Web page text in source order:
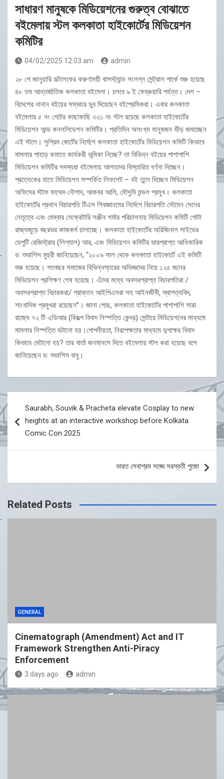
সাধারণ মানুষকে মিডিয়েশনের গুরুত্ব বোঝাতে
বইমেলায় স্টল কলকাতা হাইকোর্টের মিডিয়েশন
কমিটির
04/02/2025 12:03 am admin
২৮ শে জানুয়ারি সল্টলেকের করুণাময়ী বাসস্ট্যান্ড সংলগ্ন সেন্ট্রাল পার্কে শুরু হয়েছে
৪৮ তম আন্তর্জাতিক কলকাতা বইমেলা। চলবে ৯ ই ফেব্রুয়ারি পর্যন্ত। দেশ –
বিদেশের নানান বইয়ের সম্ভারে ডুব দিয়েছেন বইপ্রেমিকরা। এবার কলকাতা
বইমেলার ৫ নং গেটের কাছাকাছি ৩২১ নং স্টল রয়েছে কলকাতা হাইকোর্টের
মিডিয়েশন আন্ড কনসলিডেশন কমিটির। প্রতিদিন অসংখ্য মানুষজন ভীড় জমাচ্ছেন
এই স্টলে। সুপ্রিম কোর্টের নির্দেশে কলকাতা হাইকোর্টের মিডিয়েশন কমিটি কিভাবে
মামলার পাহাড় কমাতে কার্যকরী ভূমিকা নিচ্ছে? তা বিভিন্ন বইয়ের পাশাপাশি
মিডিয়েশন কমিটির সদস্যরা বইমেলায় আগতদের বিস্তারিত বর্ণনা দিচ্ছেন।
প্রত্যেকের হাতে মিডিয়েশন সম্পর্কিত লিফলেট – বই তুলে দিচ্ছেন মিডিয়েশন
অফিসের স্টাফ মহম্মদ নৌশাদ, আকবর আলি, মৌসুমি মন্ডল প্রমুখ। কলকাতা
হাইকোর্টের প্রধান বিচারপতি টিএস শিবজ্ঞানমের নির্দেশে বিচারপতি সৌমেন সেনের
নেতৃত্বে এবং মেম্বার সেক্রেটারি সঞ্জীব শর্মার পরিচালনায় মিডিয়েশন কমিটি গোটা
রাজ্যজুড়ে বছরভর কাজকর্ম চালাচ্ছে। কলকাতা হাইকোর্টের অরিজিনাল সাইডের
ডেপুটি রেজিস্ট্রার (লিগ্যাল) আর, এবং মিডিয়েশন কমিটির ভারপ্রাপ্ত আধিকারিক
ড: শুভাশিস মুহুরী জানিয়েছেন, “২০০৯ সাল থেকে কলকাতা হাইকোর্টে এই কমিটি
শুরু হয়েছে। গতবছর সমাজের বিভিন্নস্তরের অভিজ্ঞদের নিয়ে ১২৫ জনের
মিডিয়েশন প্রশিক্ষণ শেষ হয়েছে। এঁদের মধ্যে অবসরপ্রাপ্ত বিচারপতিরা /
অবসরপ্রাপ্ত বিচারকরা/ প্রাক্তন আইপিএসরা সহ আইনজীবী, স্থাপত্যবিদ,
সাংবাদিক প্রমুখরা রয়েছেন”। জানা গেছে, কলকাতা হাইকোর্টের পাশাপাশি সারা
রাজ্যে ৭২ টি এডিআর (বিকল্প বিবাদ নিস্পত্তি কেন্দ্র) সেন্টারে মিডিয়েশনের মাধ্যমে
মামলার নিস্পত্তি ঘটানো হয়।গোপনীয়তা, নিরপেক্ষতার মাধ্যমে দুপক্ষের বিবাদ
কিভাবে মেটানো হয়? তার বার্তা জনমানসে দিতে বইমেলায় স্টল করা হয়েছে বলে
জানিয়েছেন ড: শুভাশিস বাবু।
Post
navigation
Saurabh, Souvik & Pracheta elevate Cosplay to new
heights at an interactive workshop before Kolkata
Comic Con 2025
ভারত সেবাশ্রম সঙ্ঘে সরস্বতী পুজো
Related Posts
GENERAL
Cinematograph (Amendment) Act and IT
Framework Strengthen Anti-Piracy
Enforcement
3 days ago admin